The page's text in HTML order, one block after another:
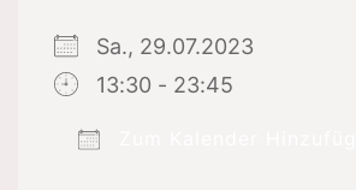
Sa., 29.07.2023
13:30 - 23:45